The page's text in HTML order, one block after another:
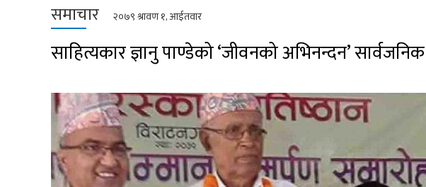
समाचार २०७९ श्रावण १, आईतवार
साहित्यकार ज्ञानु पाण्डेको ‘जीवनको अभिनन्दन’ सार्वजनिक